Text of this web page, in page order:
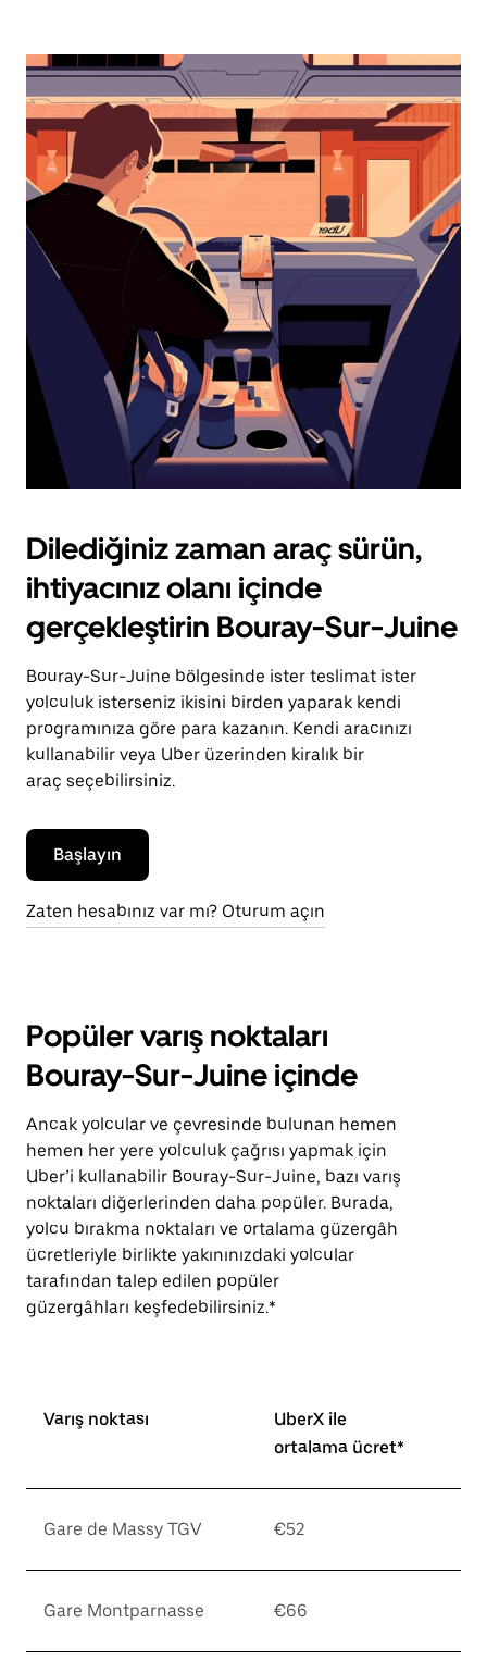
seçmek
aşağı
ok
tuşuna
basın.
Takvimi
kapatmak
için
escape
tuşuna
basın.
Dilediğiniz zaman araç sürün,
ihtiyacınız olanı içinde
gerçekleştirin Bouray-Sur-Juine
Bouray-Sur-Juine bölgesinde ister teslimat ister
yolculuk isterseniz ikisini birden yaparak kendi
programınıza göre para kazanın. Kendi aracınızı
kullanabilir veya Uber üzerinden kiralık bir
araç seçebilirsiniz.
Başlayın
Zaten hesabınız var mı? Oturum açın
Popüler varış noktaları
Bouray-Sur-Juine içinde
Ancak yolcular ve çevresinde bulunan hemen
hemen her yere yolculuk çağrısı yapmak için
Uber’i kullanabilir Bouray-Sur-Juine, bazı varış
noktaları diğerlerinden daha popüler. Burada,
yolcu bırakma noktaları ve ortalama güzergâh
ücretleriyle birlikte yakınınızdaki yolcular
tarafından talep edilen popüler
güzergâhları keşfedebilirsiniz.*
Varış noktası
UberX ile
ortalama ücret*
Gare de Massy TGV €52
Gare Montparnasse €66